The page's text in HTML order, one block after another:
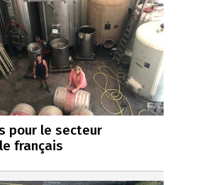
pour le secteur
français